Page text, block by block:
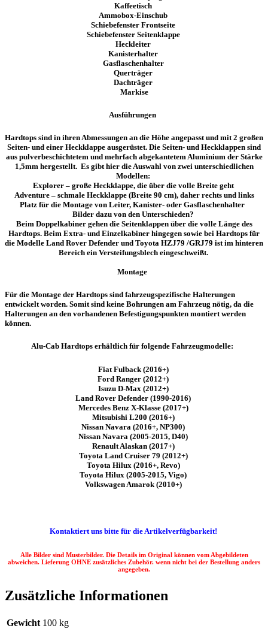
Kaffeetisch
Ammobox-Einschub
Schiebefenster Frontseite
Schiebefenster Seitenklappe
Heckleiter
Kanisterhalter
Gasflaschenhalter
Querträger
Dachträger
Markise
Ausführungen
Hardtops sind in ihren Abmessungen an die Höhe angepasst und mit 2 großen
Seiten- und einer Heckklappe ausgerüstet. Die Seiten- und Heckklappen sind
aus pulverbeschichtetem und mehrfach abgekantetem Aluminium der Stärke
1,5mm hergestellt. Es gibt hier die Auswahl von zwei unterschiedlichen
Modellen:
Explorer – große Heckklappe, die über die volle Breite geht
Adventure – schmale Heckklappe (Breite 90 cm), daher rechts und links
Platz für die Montage von Leiter, Kanister- oder Gasflaschenhalter
Bilder dazu von den Unterschieden?
Beim Doppelkabiner gehen die Seitenklappen über die volle Länge des
Hardtops. Beim Extra- und Einzelkabiner hingegen sowie bei Hardtops für
die Modelle Land Rover Defender und Toyota HZJ79 /GRJ79 ist im hinteren
Bereich ein Versteifungsblech eingeschweißt.
Montage
Für die Montage der Hardtops sind fahrzeugspezifische Halterungen
entwickelt worden. Somit sind keine Bohrungen am Fahrzeug nötig, da die
Halterungen an den vorhandenen Befestigungspunkten montiert werden
können.
Alu-Cab Hardtops erhältlich für folgende Fahrzeugmodelle:
Fiat Fulback (2016+)
Ford Ranger (2012+)
Isuzu D-Max (2012+)
Land Rover Defender (1990-2016)
Mercedes Benz X-Klasse (2017+)
Mitsubishi L200 (2016+)
Nissan Navara (2016+, NP300)
Nissan Navara (2005-2015, D40)
Renault Alaskan (2017+)
Toyota Land Cruiser 79 (2012+)
Toyota Hilux (2016+, Revo)
Toyota Hilux (2005-2015, Vigo)
Volkswagen Amarok (2010+)
Kontaktiert uns bitte für die Artikelverfügbarkeit!
Alle Bilder sind Musterbilder. Die Details im Original können vom Abgebildeten
abweichen. Lieferung OHNE zusätzliches Zubehör. wenn nicht bei der Bestellung anders
angegeben.
Zusätzliche Informationen
Gewicht 100 kg